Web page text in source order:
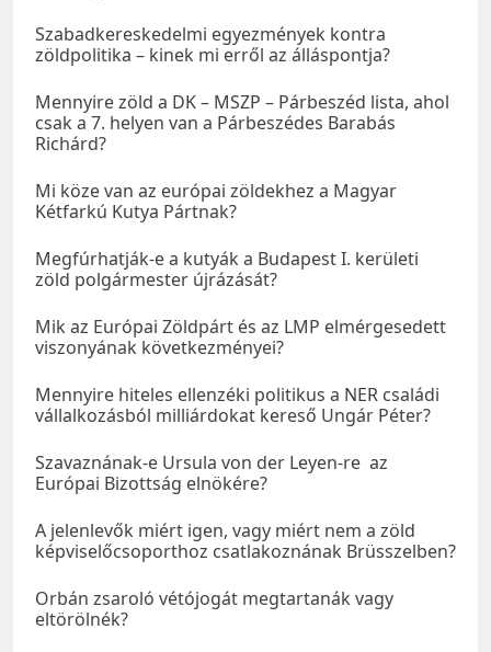
Szabadkereskedelmi egyezmények kontra
zöldpolitika – kinek mi erről az álláspontja?
Mennyire zöld a DK – MSZP – Párbeszéd lista, ahol
csak a 7. helyen van a Párbeszédes Barabás
Richárd?
Mi köze van az európai zöldekhez a Magyar
Kétfarkú Kutya Pártnak?
Megfúrhatják-e a kutyák a Budapest I. kerületi
zöld polgármester újrázását?
Mik az Európai Zöldpárt és az LMP elmérgesedett
viszonyának következményei?
Mennyire hiteles ellenzéki politikus a NER családi
vállalkozásból milliárdokat kereső Ungár Péter?
Szavaznának-e Ursula von der Leyen-re az
Európai Bizottság elnökére?
A jelenlevők miért igen, vagy miért nem a zöld
képviselőcsoporthoz csatlakoznának Brüsszelben?
Orbán zsaroló vétójogát megtartanák vagy
eltörölnék?